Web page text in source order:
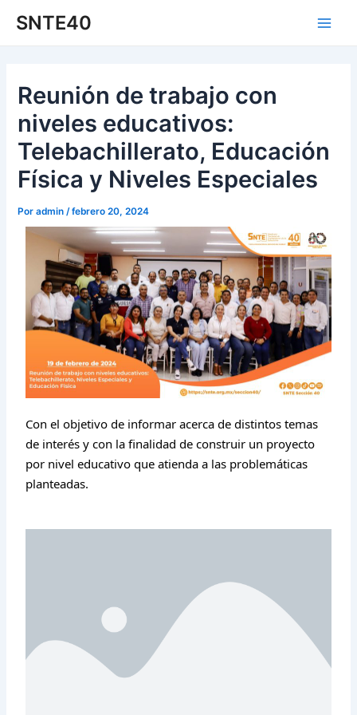
SNTE40
Main
Reunión de trabajo con
niveles educativos:
Telebachillerato, Educación
Física y Niveles Especiales
Poradmin/febrero 20, 2024
Con el objetivo de informar acerca de distintos temas
de interés y con la finalidad de construir un proyecto
por nivel educativo que atienda a las problemáticas
planteadas.
de